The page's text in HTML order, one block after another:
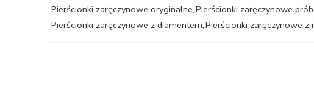
Pierścionki zaręczynowe oryginalne,Pierścionki zaręczynowe
Pierścionki zaręczynowe z diamentem,Pierścionki zaręczynowe